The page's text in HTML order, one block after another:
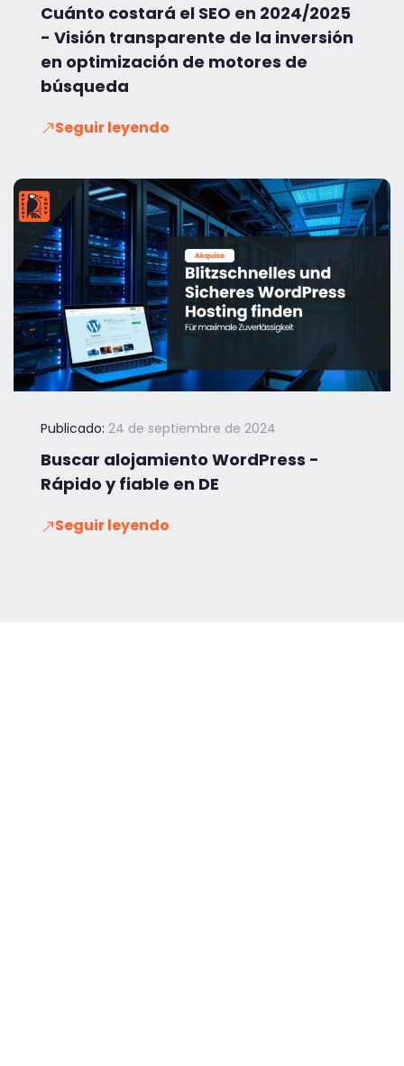
Cuánto costará el SEO en 2024/2025
- Visión transparente de la inversión
en optimización de motores de
búsqueda
Seguir leyendo
Publicado: 24 de septiembre de 2024
Buscar alojamiento WordPress -
Rápido y fiable en DE
Seguir leyendo